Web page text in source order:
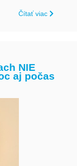
Čítať viac
NIE
aj počas